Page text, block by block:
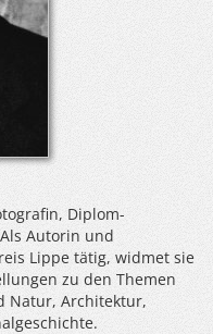
Diplom-
Autorin und
Lippe tätig, widmet sie
zu den Themen
Natur, Architektur,